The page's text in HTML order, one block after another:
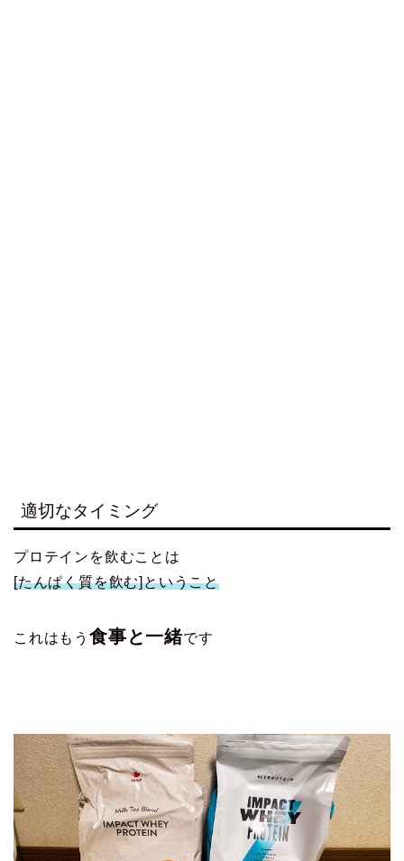
適切なタイミング
プロテインを飲むことは
[たんぱく質を飲む]ということ
これはもう 食事と一緒です